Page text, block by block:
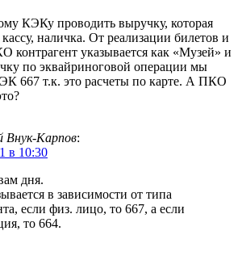
КЭКу проводить выручку, которая
наличка. От реализации билетов и
контрагент указывается как «Музей» и
по эквайриноговой операции мы
667 т.к. это расчеты по карте. А ПКО
Внук-Карпов:
в 10:30
дня.
в зависимости от типа
если физ. лицо, то 667, а если
то 664.